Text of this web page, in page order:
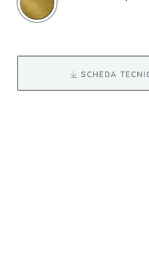
SCHEDA